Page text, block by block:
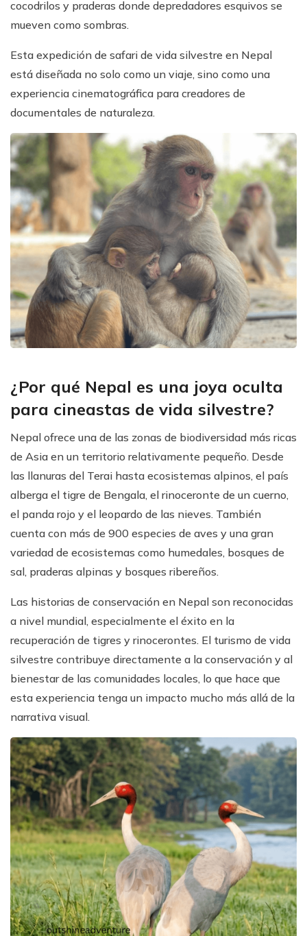
cocodrilos y praderas donde depredadores esquivos se
mueven como sombras.
Esta expedición de safari de vida silvestre en Nepal
está diseñada no solo como un viaje, sino como una
experiencia cinematográfica para creadores de
documentales de naturaleza.
¿Por qué Nepal es una joya oculta
para cineastas de vida silvestre?
Nepal ofrece una de las zonas de biodiversidad más ricas
de Asia en un territorio relativamente pequeño. Desde
las llanuras del Terai hasta ecosistemas alpinos, el país
alberga el tigre de Bengala, el rinoceronte de un cuerno,
el panda rojo y el leopardo de las nieves. También
cuenta con más de 900 especies de aves y una gran
variedad de ecosistemas como humedales, bosques de
sal, praderas alpinas y bosques ribereños.
Las historias de conservación en Nepal son reconocidas
a nivel mundial, especialmente el éxito en la
recuperación de tigres y rinocerontes. El turismo de vida
silvestre contribuye directamente a la conservación y al
bienestar de las comunidades locales, lo que hace que
esta experiencia tenga un impacto mucho más allá de la
narrativa visual.